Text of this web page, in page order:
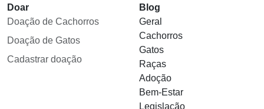
Doar
Doação de Cachorros
Doação de Gatos
Cadastrar doação
Blog
Geral
Cachorros
Gatos
Raças
Adoção
Bem-Estar
Legislação